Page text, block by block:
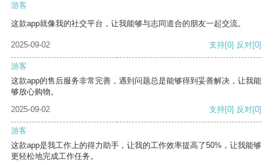
游客
这款app就像我的社交平台，让我能够与志同道合的朋友一起交流。
2025-09-02 支持[0] 反对[0]
游客
这款app的售后服务非常完善，遇到问题总是能够得到妥善解决，让我能
够放心购物。
2025-09-02
支持[0] 反对[0]
游客
这款app是我工作上的得力助手，让我的工作效率提高了50%，让我能够
更轻松地完成工作任务。